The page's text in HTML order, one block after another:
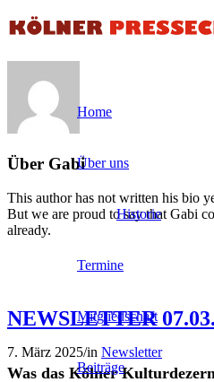
Home
Über uns
Historie
Termine
Mitgliedschaft
Beiträge
Über Gabi
This author has not written his bio
But we are proud to say thatGabi
already.
Einträge von Gabi
NEWSLETTER
7. März 2025/in Newsletter
Was das Kölner